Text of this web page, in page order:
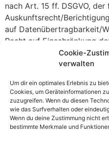
Cookie-
verwalten
Um dir ein optimales Erlebnis zu
Cookies, um Geräteinformationen
zuzugreifen. Wenn du diesen
wie das Surfverhalten oder
Wenn du deine Zustimmung nicht
bestimmte Merkmale und
nach Art. 15 ff. DSGVO,
Auskunftsrecht/
auf Datenübertragbarkeit/
Recht auf Einschränkung
personenbezogenen
Dienstleistung ab dem
Einwilligungserklärung